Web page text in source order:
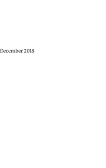
2018